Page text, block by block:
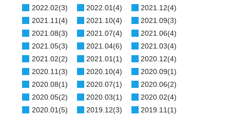
2022.02(3)
2022.01(4)
2021.12(4)
2021.11(4)
2021.10(4)
2021.09(3)
2021.08(3)
2021.07(4)
2021.06(4)
2021.05(3)
2021.04(6)
2021.03(4)
2021.02(2)
2021.01(1)
2020.12(4)
2020.11(3)
2020.10(4)
2020.09(1)
2020.08(1)
2020.07(1)
2020.06(2)
2020.05(2)
2020.03(1)
2020.02(4)
2020.01(5)
2019.12(3)
2019.11(1)